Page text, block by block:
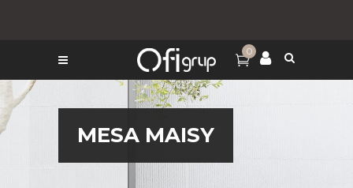
0
MESA MAISY